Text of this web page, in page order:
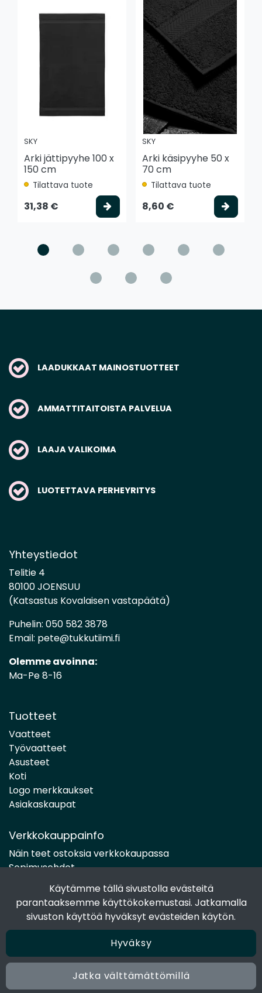
Käytämme tällä sivustolla evästeitä
parantaaksemme käyttökokemustasi. Jatkamalla
sivuston käyttöä hyväksyt evästeiden käytön.
Hyväksy
Jatka välttämättömillä
SKY
Arki jättipyyhe 100 x
150 cm
Tilattava tuote
31,38 € Valitse vaihtoehto
SKY
Arki käsipyyhe 50 x
70 cm
Tilattava tuote
8,60 €
LAADUKKAAT MAINOSTUOTTEET
AMMATTITAITOISTA PALVELUA
LAAJA VALIKOIMA
LUOTETTAVA PERHEYRITYS
Yhteystiedot
Telitie 4
80100 JOENSUU
(Katsastus Kovalaisen vastapäätä)
Puhelin: 050 582 3878
Email: pete@tukkutiimi.fi
Olemme avoinna:
Ma-Pe 8-16
Tuotteet
Vaatteet
Työvaatteet
Asusteet
Koti
Logo merkkaukset
Asiakaskaupat
Verkkokauppainfo
Näin teet ostoksia verkkokaupassa
Sopimusehdot
Maksutavat
Tietosuojaseloste
Seuraa sosiaalisessa mediassa
Facebook